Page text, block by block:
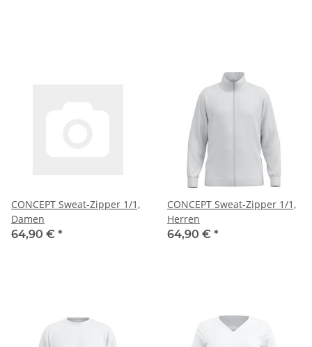
CONCEPT Sweat-Zipper 1/1,
Damen
64,90 € *
CONCEPT Sweat-Zipper 1/1,
Herren
64,90 € *